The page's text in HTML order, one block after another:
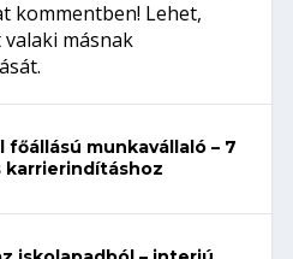
kommentben! Lehet,
másnak
főállású munkavállaló – 7
karrierindításhoz